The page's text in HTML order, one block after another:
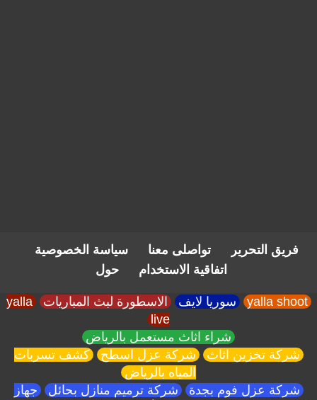
فريق التحرير تواصلى معنا
سياسة الخصوصية
اتفاقية الاستخدام
حول
yalla shoot سوريا لايف الاسطورة لبث المباريات yalla
live
شراء اثاث مستعمل بالرياض
شركة تخزين اثاث شركة عزل اسطح كشف تسربات
المياه بالرياض
شركة عزل فوم بجدة شركة ترميم منازل بحائل جهاز